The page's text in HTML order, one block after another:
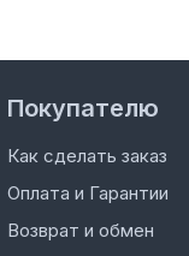
Покупателю
Как сделать заказ
Оплата и Гарантии
Возврат и обмен